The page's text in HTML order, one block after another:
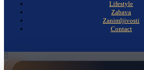
Lifestyle
Zabava
Zanimljivosti
Contact